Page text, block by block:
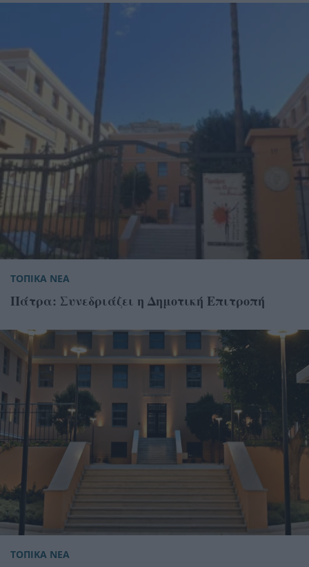
ΤΟΠΙΚΑ ΝΕΑ
Πάτρα: Συνεδριάζει η Δημοτική Επιτροπή
ΤΟΠΙΚΑ ΝΕΑ